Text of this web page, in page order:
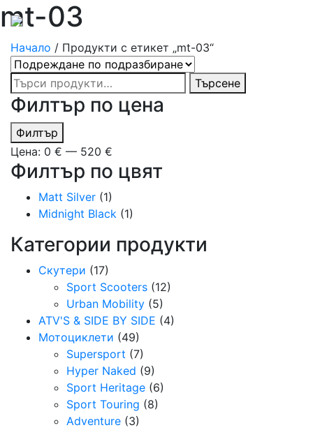
mt-03
Начало / Продукти с етикет „mt-03“
Търсене
за:
Търсене
Филтър по цена
Минимална
цена
Максимална
цена
Филтър
Цена: 0 € — 520 €
Филтър по цвят
Matt Silver (1)
Midnight Black (1)
Категории продукти
Скутери (17)
Sport Scooters (12)
Urban Mobility (5)
ATV'S & SIDE BY SIDE (4)
Мотоциклети (49)
Supersport (7)
Hyper Naked (9)
Sport Heritage (6)
Sport Touring (8)
Adventure (3)